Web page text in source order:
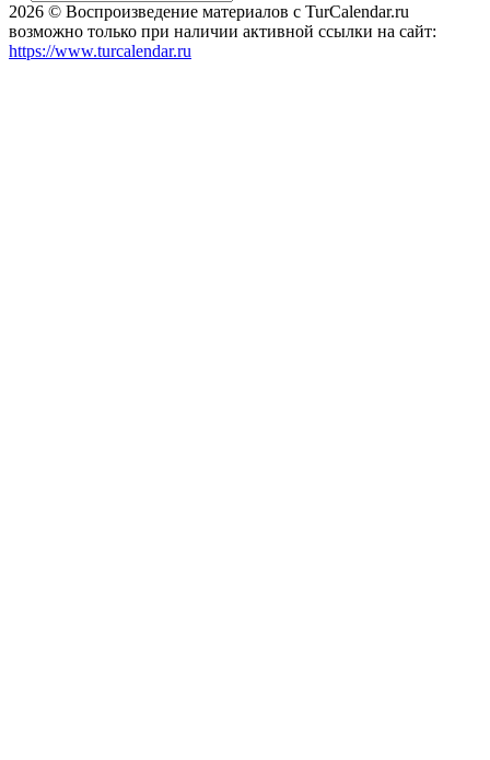
2026 © Воспроизведение материалов c TurCalendar.ru
возможно только при наличии активной ссылки на сайт:
https://www.turcalendar.ru